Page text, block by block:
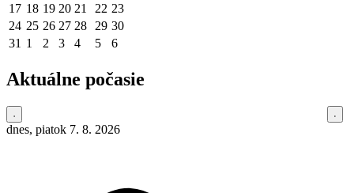
17 18 19 20 21 22 23
24 25 26 27 28 29 30
31 1 2 3 4 5 6
Aktuálne počasie
dnes, piatok 7. 8. 2026